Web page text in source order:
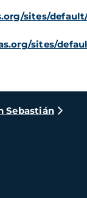
sites/
sites/
Sebastián